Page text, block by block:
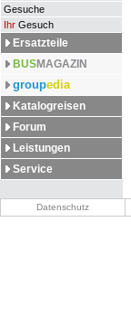
Gesuche
Ihr Gesuch
Ersatzteile
BUSMAGAZIN
groupedia
Katalogreisen
Forum
Leistungen
Service
Datenschutz